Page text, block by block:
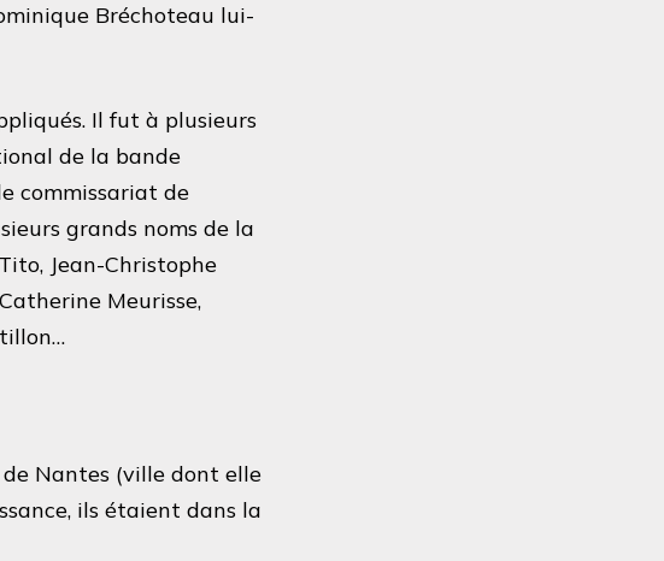
Bréchoteau lui-
Il fut à plusieurs
de la bande
commissariat de
grands noms de la
Jean-Christophe
Meurisse,
de Nantes (ville dont elle
ils étaient dans la